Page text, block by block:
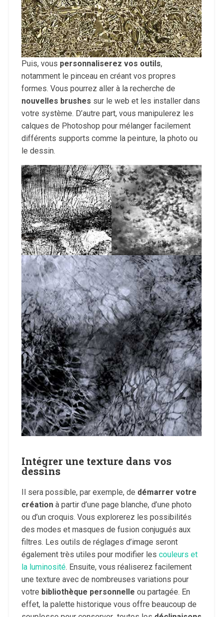
Puis, vous personnaliserez vos outils,
notamment le pinceau en créant vos propres
formes. Vous pourrez aller à la recherche de
nouvelles brushes sur le web et les installer dans
votre système. D’autre part, vous manipulerez les
calques de Photoshop pour mélanger facilement
différents supports comme la peinture, la photo ou
le dessin.
Intégrer une texture dans vos
dessins
Il sera possible, par exemple, de démarrer votre
créationà partir d’une page blanche, d’une photo
ou d’un croquis. Vous explorerez les possibilités
des modes et masques de fusion conjugués aux
filtres. Les outils de réglages d’image seront
également très utiles pour modifier les couleurs et
la luminosité. Ensuite, vous réaliserez facilement
une texture avec de nombreuses variations pour
votre bibliothèque personnelle ou partagée. En
effet, la palette historique vous offre beaucoup de